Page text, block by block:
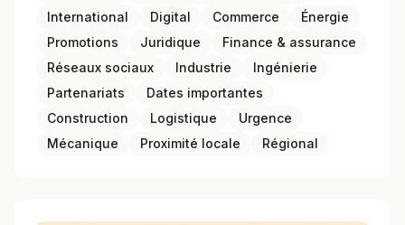
International
Digital Commerce
Énergie
Promotions
Juridique
Finance & assurance
Réseaux sociaux
Industrie
Ingénierie
Partenariats
Dates importantes
Construction
Logistique
Urgence
Mécanique
Proximité locale Régional